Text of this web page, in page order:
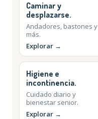
Caminar y
desplazarse.
Andadores, bastones y
más.
Explorar →
Higiene e
incontinencia.
Cuidado diario y
bienestar senior.
Explorar →